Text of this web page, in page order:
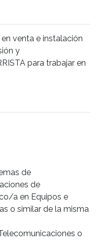
venta e instalación
y
para trabajar en
de
de
a en Equipos e
o similar de la misma
o